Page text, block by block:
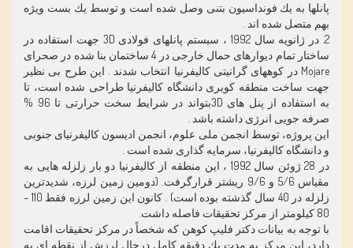
پانلها به يك فونداسيون بتنی وصل شده است و توسط يك بست ويژه
بهم متصل شده اند .
2. در ژانويه سال 1992 ، سيستم پانلهای فولادی 3D جهت استفاده در
ساختار تمام ديوارهای حمال خارجی در 4 ساختمان بنا شده در صحرای
Mojare در كوههای گرانيتی كاليفرنيا انتخاب شدند . اين طرح بی نظير
جهت ساخت منطقه كويری دانشگاه كاليفرنيا طراحی شده است، تا
به استفاده از پنل های 3Dبتواند در شرايط سخت حرارتی تا 96 %
صرفه جويی انرژی داشته باشد .
اين پروژه، توسط انجمن ملی علوم، انجمن اديسون كاليفرنيای جنوبی
و دانشگاه كاليفرنيا، سرمايه گذاری شده است .
در 28 ژوئن سال 1992 ، اين منطقه از كاليفرنيا دو بار زلزله هايی به
مقياس 5/6 و 9/6 ريشتر قرارگرفت. (دومين زمين لرزه، شديدترين
زلزله در 40 سال گذشته بوده است) . كانون اين زمين لرزه فقط 110 –
80 كيلومتر از مركز تحقيقات فاصله داشت.
با توجه به بيانات دكتر فليپ كوهن كه شخصاً در مركز تحقيقات اقامت
دارد، اين مركز به مدت يك دقيقه كامل درحال لرزش از نقطه ای به